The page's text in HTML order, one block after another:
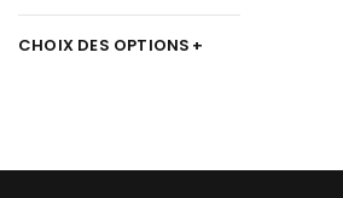
CHOIX DES OPTIONS